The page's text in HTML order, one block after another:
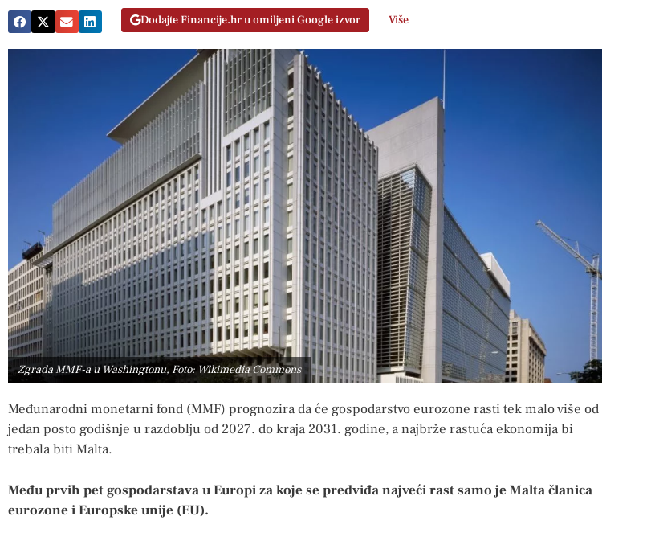
Dodajte Financije.hr u omiljeni Google izvor Više
Zgrada MMF-a u Washingtonu, Foto: Wikimedia Commons
Međunarodni monetarni fond (MMF) prognozira da će gospodarstvo eurozone rasti tek malo više od
jedan posto godišnje u razdoblju od 2027. do kraja 2031. godine, a najbrže rastuća ekonomija bi
trebala biti Malta.
Među prvih pet gospodarstava u Europi za koje se predviđa najveći rast samo je Malta članica
eurozone i Europske unije (EU).